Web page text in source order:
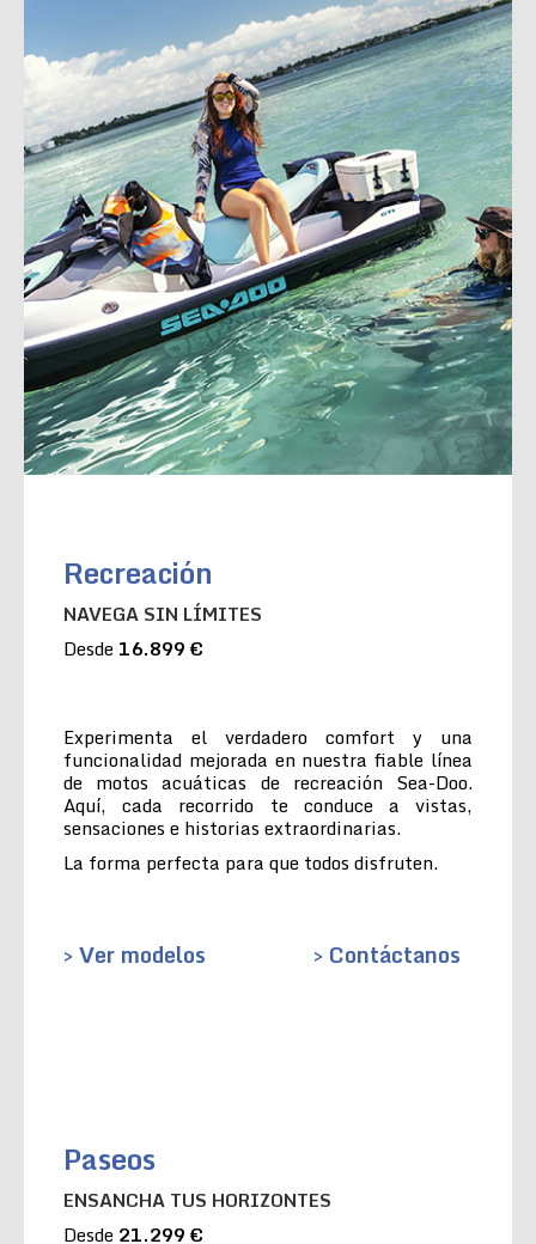
Recreación
NAVEGA SIN LÍMITES
Desde 16.899 €
Experimenta el verdadero comfort y una
funcionalidad mejorada en nuestra fiable línea
de motos acuáticas de recreación Sea-Doo.
Aquí, cada recorrido te conduce a vistas,
sensaciones e historias extraordinarias.
La forma perfecta para que todos disfruten.
> Ver modelos > Contáctanos
Paseos
ENSANCHA TUS HORIZONTES
Desde 21.299 €